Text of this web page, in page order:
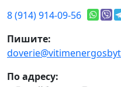
8 (914) 914-09-56
Пишите:
По адресу: